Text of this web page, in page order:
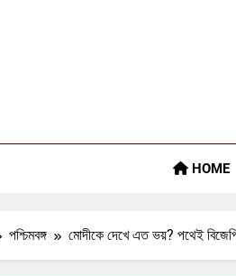
HOME
পশ্চিমবঙ্গ মোদীকে দেখে এত ভয়? পথেই